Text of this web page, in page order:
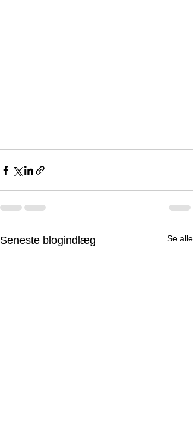
Seneste blogindlæg Se alle